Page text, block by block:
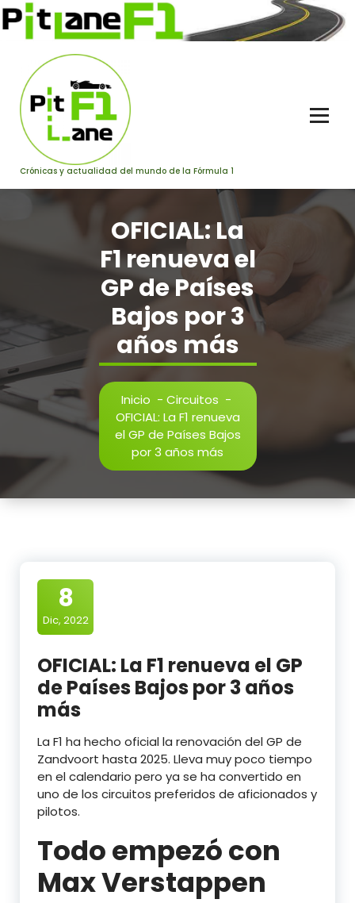
Saltar
al
contenido
Crónicas y actualidad del mundo de la Fórmula 1
OFICIAL: La
F1 renueva el
GP de Países
Bajos por 3
años más
Inicio - Circuitos -
OFICIAL: La F1 renueva
el GP de Países Bajos
por 3 años más
8
Dic, 2022
OFICIAL: La F1 renueva el GP
de Países Bajos por 3 años
más
La F1 ha hecho oficial la renovación del GP de
Zandvoort hasta 2025. Lleva muy poco tiempo
en el calendario pero ya se ha convertido en
uno de los circuitos preferidos de aficionados y
pilotos.
Todo empezó con
Max Verstappen